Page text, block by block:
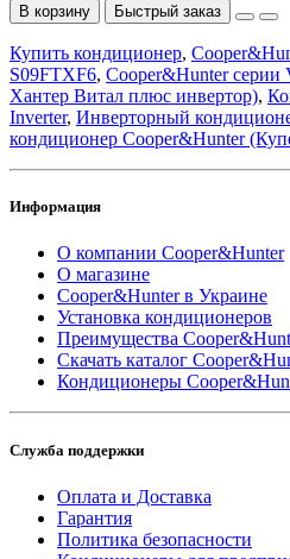
В корзину Быстрый заказ
Купить кондиционер,
S09FTXF6, Cooper&Hunter серии
Хантер Витал плюс инвертор),
Inverter, Инверторный
кондиционер Cooper&Hunter
Информация
О компании Cooper&Hunter
О магазине
Cooper&Hunter в Украине
Установка кондиционеров
Преимущества
Скачать каталог
Кондиционеры
Служба поддержки
Оплата и Доставка
Гарантия
Политика безопасности